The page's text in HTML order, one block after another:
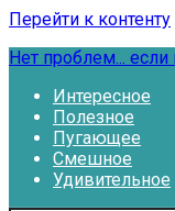
Перейти к контенту
Нет проблем...
Интересное
Полезное
Пугающее
Смешное
Удивительное